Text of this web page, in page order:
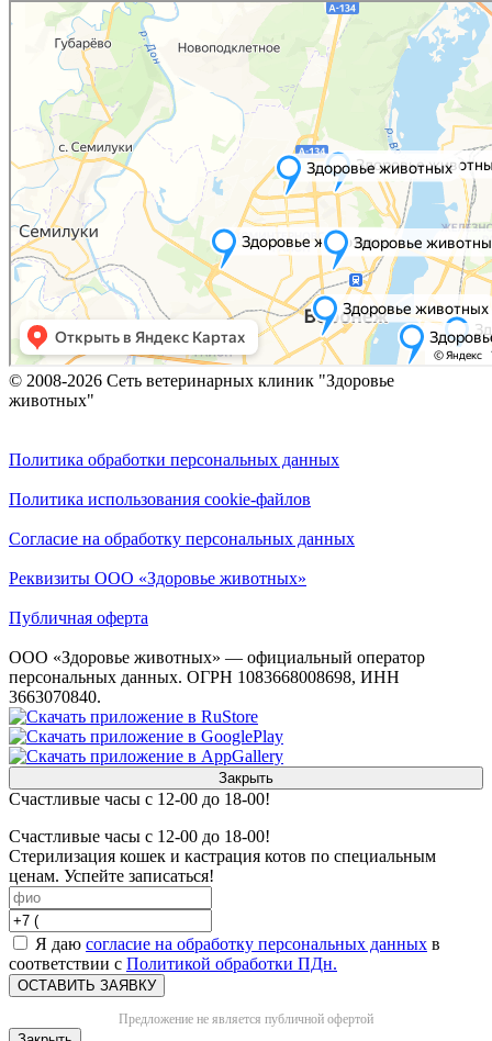
© 2008-2026 Сеть ветеринарных клиник "Здоровье
животных"
Политика обработки персональных данных
Политика использования cookie-файлов
Согласие на обработку персональных данных
Реквизиты ООО «Здоровье животных»
Публичная оферта
ООО «Здоровье животных» — официальный оператор
персональных данных. ОГРН 1083668008698, ИНН
3663070840.
Закрыть
Счастливые часы с 12-00 до 18-00!
Счастливые часы с 12-00 до 18-00!
Стерилизация кошек и кастрация котов по специальным
ценам. Успейте записаться!
Я даю согласие на обработку персональных данных в
соответствии с Политикой обработки ПДн.
ОСТАВИТЬ ЗАЯВКУ
Предложение не является публичной офертой